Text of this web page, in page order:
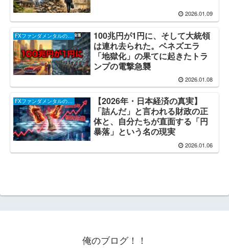
2026.01.09
FXファンダメンタルのお話し
100兆円が1円に、そして大統領
は連れ去られた。ベネズエラ
「地獄化」の果てに起きたトラ
ンプの電撃急襲
2026.01.08
FXファンダメンタルのお話し
【2026年・日本経済の真実】
「詰んだ」と言われる財政の正
体と、自分たちが直面する「円
暴落」という名の現実
2026.01.06
俺のブログ！！